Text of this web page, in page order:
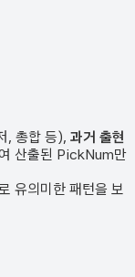
, 총합 등), 과거 출현
산출된 PickNum만
유의미한 패턴을 보